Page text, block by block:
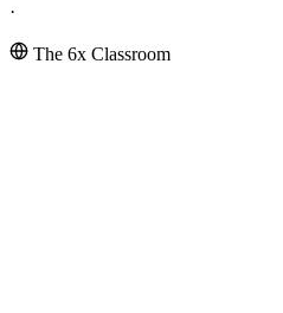
·
The 6x Classroom